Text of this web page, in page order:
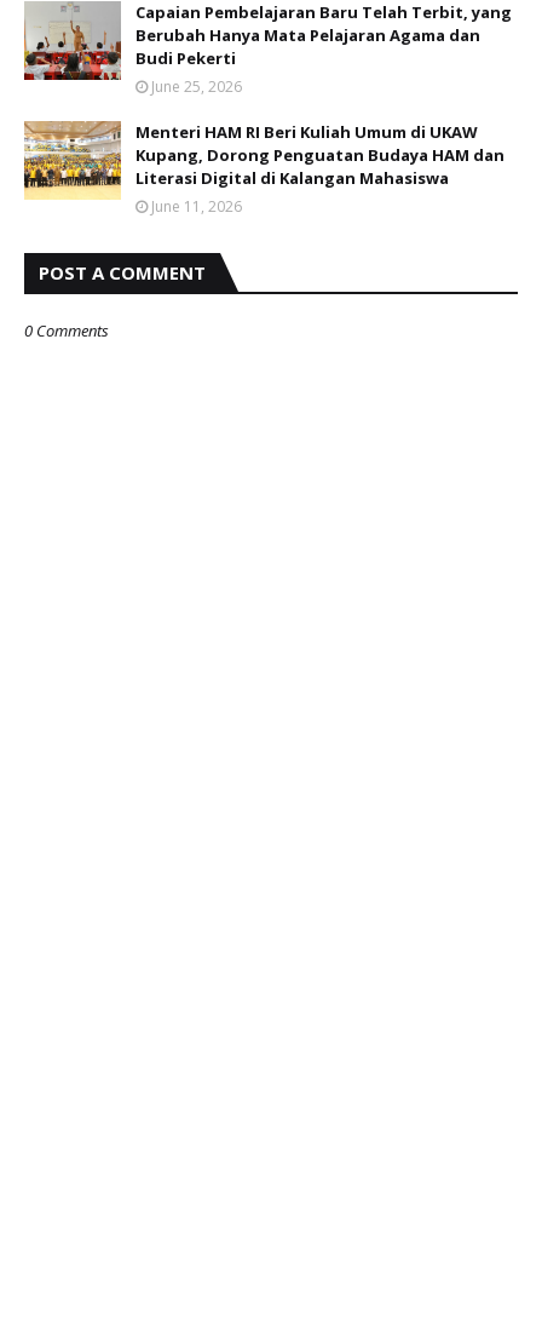
Capaian Pembelajaran Baru Telah Terbit, yang
Berubah Hanya Mata Pelajaran Agama dan
Budi Pekerti
June 25, 2026
Menteri HAM RI Beri Kuliah Umum di UKAW
Kupang, Dorong Penguatan Budaya HAM dan
Literasi Digital di Kalangan Mahasiswa
June 11, 2026
POST A COMMENT
0 Comments